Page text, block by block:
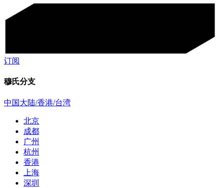
订阅
穆氏分支
中国大陆/香港/台湾
北京
成都
广州
杭州
香港
上海
深圳